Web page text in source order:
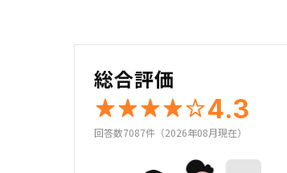
総合評価
4.3
回答数7087件（2026年08月現在）